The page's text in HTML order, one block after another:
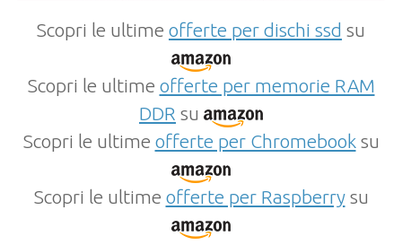
Scopri le ultime offerte per dischi ssd su
Scopri le ultime offerte per memorie RAM
DDR su
Scopri le ultime offerte per Chromebooksu
Scopri le ultime offerte per Raspberrysu